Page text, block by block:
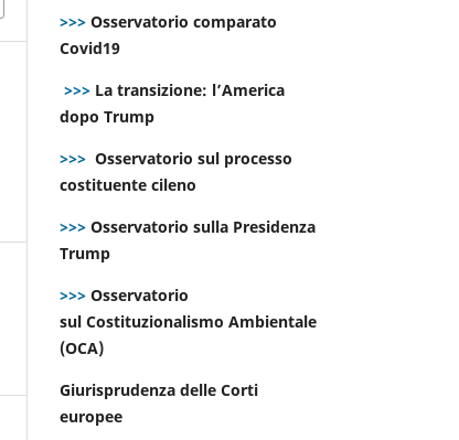
>>> Osservatorio comparato
Covid19
>>> La transizione: l’America
dopo Trump
>>> Osservatorio sul processo
costituente cileno
>>> Osservatorio sulla Presidenza
Trump
>>> Osservatorio
sul Costituzionalismo Ambientale
(OCA)
Giurisprudenza delle Corti
europee